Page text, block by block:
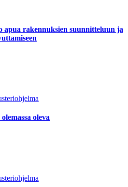
apua rakennuksien suunnitteluun ja
oleva